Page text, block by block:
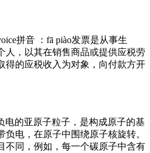
拼音 ：fā piào发票是从事生
人，以其在销售商品或提供应税劳
得的应税收入为对象，向付款方开
电的亚原子粒子，是构成原子的基
电，在原子中围绕原子核旋转。
不同，例如，每一个碳原子中含有